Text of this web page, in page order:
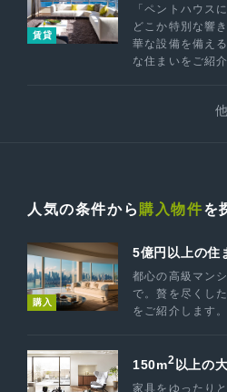
賃貸
「ペントハウス
どこか特別な響
華な設備を備え
な住まいをご紹介
人気の条件から 購入物件を
購入
5億円以上の住
都心の高級マン
で。贅を尽くし
をご紹介します。
150m2 以上の
家具をゆったり